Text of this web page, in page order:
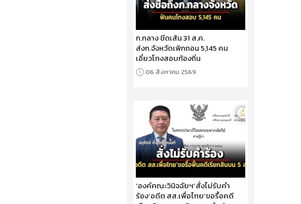
ก.กลาง ขีดเส้น 31 ส.ค.
ส่งก.จังหวัดเพิกถอน 5,145 คน
เอี่ยวโกงสอบท้องถิ่น
06 สิงหาคม 2569
‘องค์คณะวินิจฉัยฯ’สั่งไม่รับคำ
ร้อง‘อดีต สส.เพื่อไทย’ขอรื้อคดี